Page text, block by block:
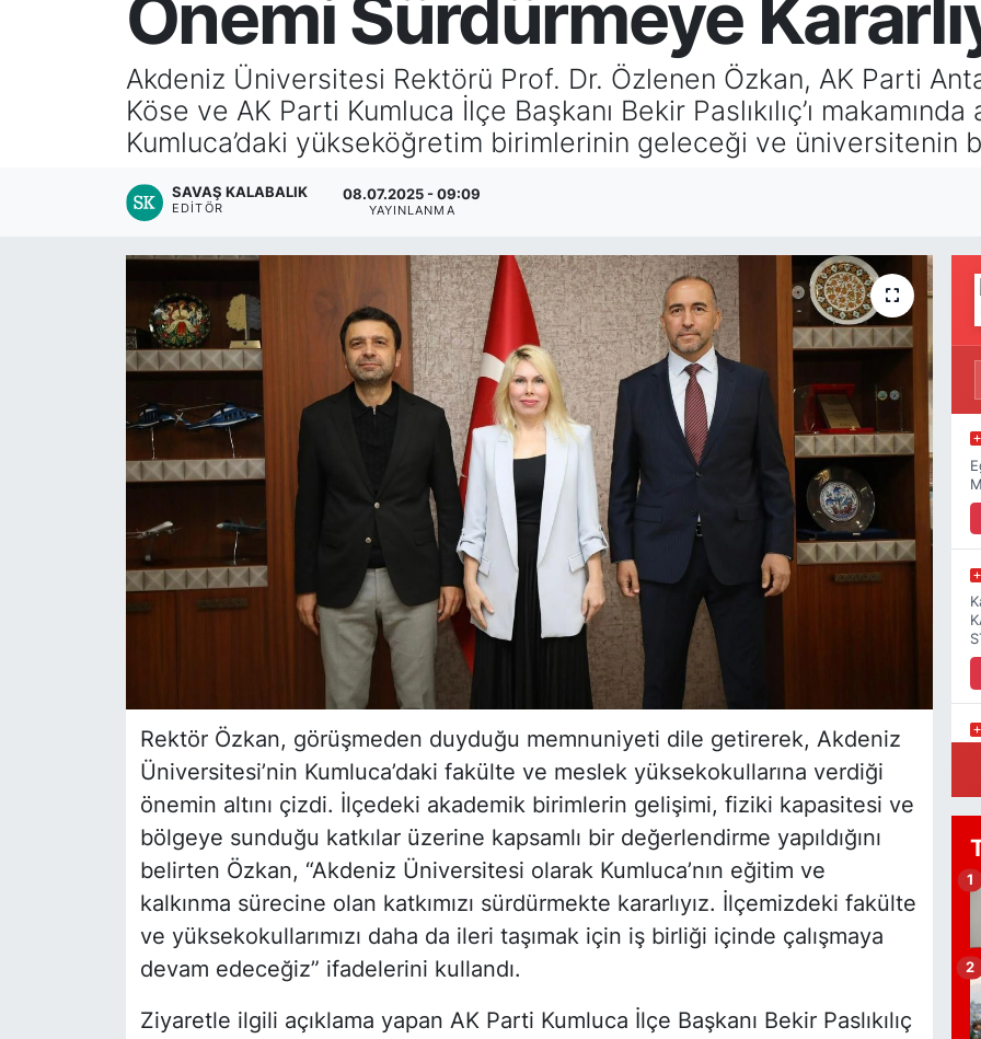
Önemi Sürdürmeye
Akdeniz Üniversitesi Rektörü Prof. Dr. Özlenen Özkan, AK Parti
Köse ve AK Parti Kumluca İlçe Başkanı Bekir Paslıkılıç’ı
Kumluca’daki yükseköğretim birimlerinin geleceği ve üniversitenin
SAVAŞ KALABALIK
EDITÖR
08.07.2025 - 09:09
YAYINLANMA
Rektör Özkan, görüşmeden duyduğu memnuniyeti dile getirerek, Akdeniz
Üniversitesi’nin Kumluca’daki fakülte ve meslek yüksekokullarına verdiği
önemin altını çizdi. İlçedeki akademik birimlerin gelişimi, fiziki kapasitesi ve
bölgeye sunduğu katkılar üzerine kapsamlı bir değerlendirme yapıldığını
belirten Özkan, “Akdeniz Üniversitesi olarak Kumluca’nın eğitim ve
kalkınma sürecine olan katkımızı sürdürmekte kararlıyız. İlçemizdeki fakülte
ve yüksekokullarımızı daha da ileri taşımak için iş birliği içinde çalışmaya
devam edeceğiz” ifadelerini kullandı.
Ziyaretle ilgili açıklama yapan AK Parti Kumluca İlçe Başkanı Bekir Paslıkılıç
1
2